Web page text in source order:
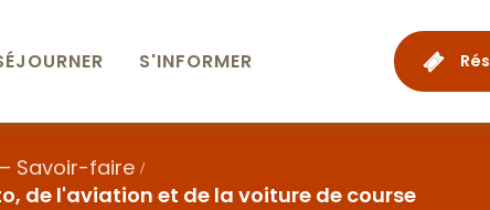
S'INFORMER
Savoir-faire
de l'aviation et de la voiture de course